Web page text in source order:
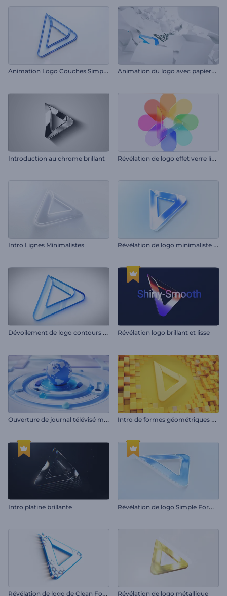
A
nimation Logo Couches Simples A
nimation du logo avec papiers volants
Introduction au chrome brillant R
évélation de logo effet verre liquide
Intro Lignes Minimalistes R
évélation de logo minimaliste et brillant
D
évoilement de logo contours nets Révélation logo brillant et lisse
O
uverture de journal télévisé mondial I
ntro de formes géométriques épurées
Intro platine brillante R
évélation de logo Simple Forming
R
évélation de logo de Clean Forming Révélation de logo métallique